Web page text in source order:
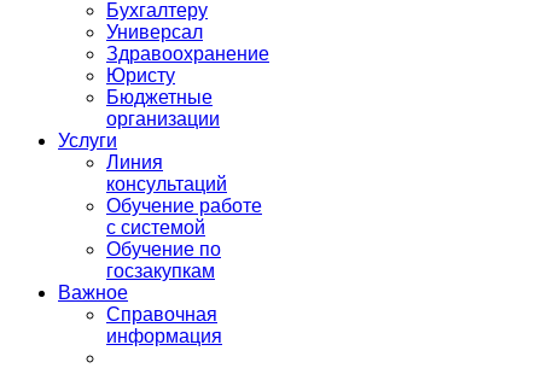
Бухгалтеру
Универсал
Здравоохранение
Юристу
Бюджетные
организации
Услуги
Линия
консультаций
Обучение работе
с системой
Обучение по
госзакупкам
Важное
Справочная
информация